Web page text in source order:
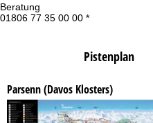
Beratung
01806 77 35 00 00 *
Pistenplan
Parsenn (Davos Klosters)